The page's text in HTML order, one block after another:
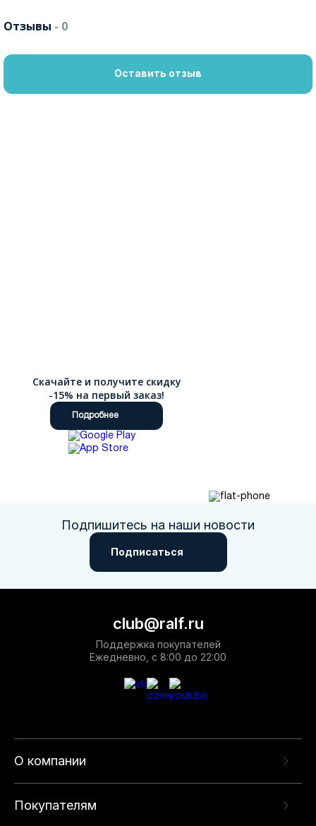
Отзывы - 0
Оставить отзыв
Скачайте и получите скидку
-15% на первый заказ!
Подробнее
Подпишитесь на наши новости
Подписаться
О компании
Покупателям
club@ralf.ru
Поддержка покупателей
Ежедневно, с 8:00 до 22:00